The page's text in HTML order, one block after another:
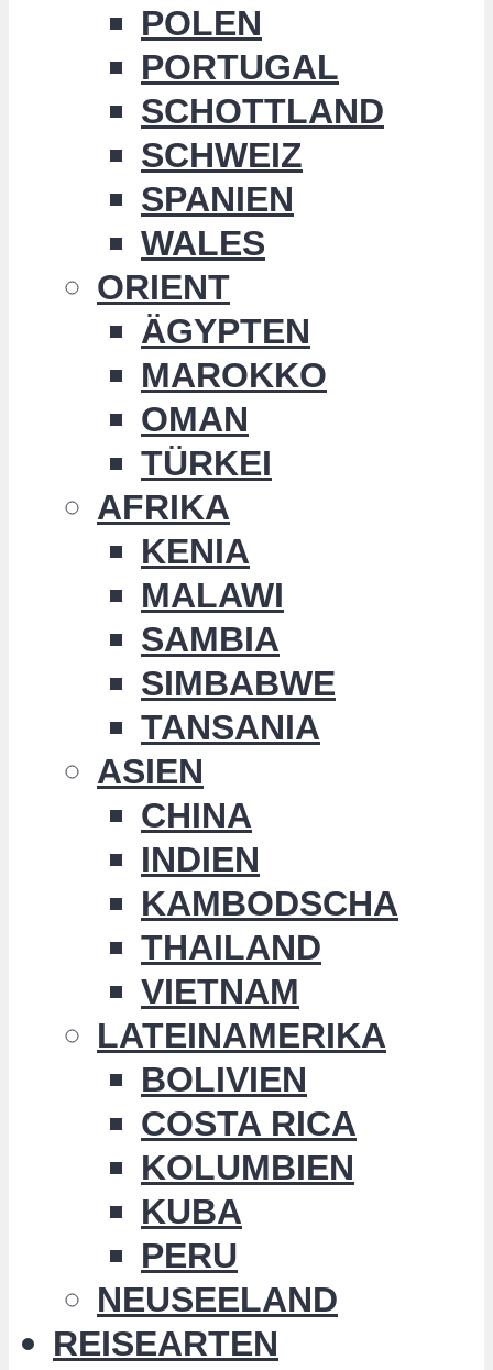
POLEN
PORTUGAL
SCHOTTLAND
SCHWEIZ
SPANIEN
WALES
ORIENT
ÄGYPTEN
MAROKKO
OMAN
TÜRKEI
AFRIKA
KENIA
MALAWI
SAMBIA
SIMBABWE
TANSANIA
ASIEN
CHINA
INDIEN
KAMBODSCHA
THAILAND
VIETNAM
LATEINAMERIKA
BOLIVIEN
COSTA RICA
KOLUMBIEN
KUBA
PERU
NEUSEELAND
REISEARTEN